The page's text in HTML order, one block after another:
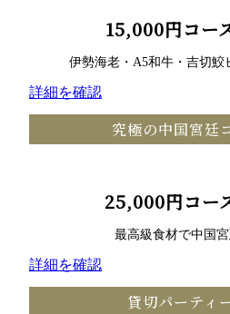
15,000円コー
伊勢海老・A5和牛・吉切鮫
詳細を確認
究極の中国宮廷
25,000円コー
最高級食材で中国
詳細を確認
貸切パーティ